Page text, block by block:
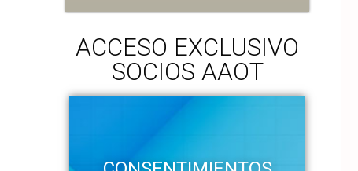
ACCESO EXCLUSIVO
SOCIOS AAOT